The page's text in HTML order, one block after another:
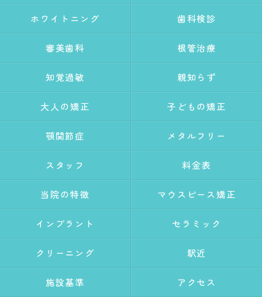
ホワイトニング 歯科検診
審美歯科 根管治療
知覚過敏 親知らず
大人の矯正 子どもの矯正
顎関節症 メタルフリー
スタッフ 料金表
当院の特徴 マウスピース矯正
インプラント セラミック
クリーニング 駅近
施設基準 アクセス